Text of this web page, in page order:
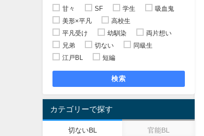
甘々
SF 学生
吸血鬼
美形×平凡
高校生
平凡受け
幼馴染
両片想い
兄弟
切ない
同級生
江戸BL
短編
検索
カテゴリーで探す
切ないBL 官能BL